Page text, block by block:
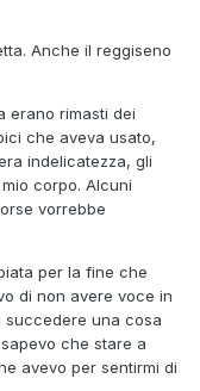
Anche il reggiseno
erano rimasti dei
che aveva usato,
indelicatezza, gli
corpo. Alcuni
vorrebbe
per la fine che
di non avere voce in
succedere una cosa
che stare a
avevo per sentirmi di